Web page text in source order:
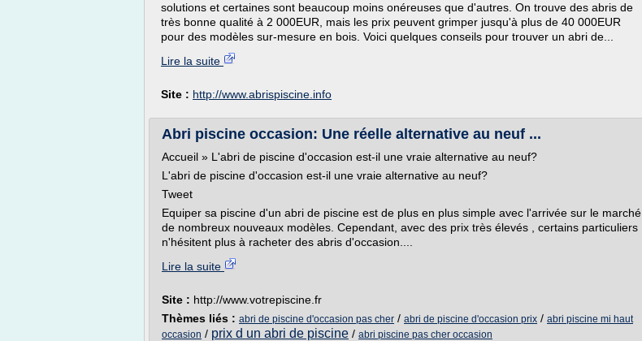
solutions et certaines sont beaucoup moins onéreuses que d'autres. On trouve des abris de
très bonne qualité à 2 000EUR, mais les prix peuvent grimper jusqu'à plus de 40 000EUR
pour des modèles sur-mesure en bois. Voici quelques conseils pour trouver un abri de...
Lire la suite
Site : http://www.abrispiscine.info
Abri piscine occasion: Une réelle alternative au neuf ...
Accueil » L'abri de piscine d'occasion est-il une vraie alternative au neuf?
L'abri de piscine d'occasion est-il une vraie alternative au neuf?
Tweet
Equiper sa piscine d'un abri de piscine est de plus en plus simple avec l'arrivée sur le marché
de nombreux nouveaux modèles. Cependant, avec des prix très élevés , certains particuliers
n'hésitent plus à racheter des abris d'occasion....
Lire la suite
Site : http://www.votrepiscine.fr
Thèmes liés : abri de piscine d'occasion pas cher / abri de piscine d'occasion prix / abri piscine mi haut
occasion / prix d un abri de piscine / abri piscine pas cher occasion